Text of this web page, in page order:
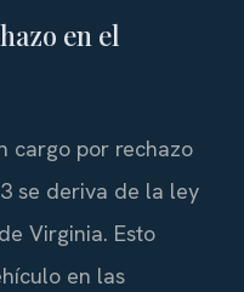
en el
cargo por rechazo
se deriva de la ley
Virginia. Esto
en las